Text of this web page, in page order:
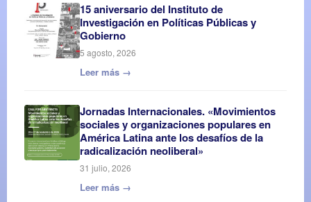
15 aniversario del Instituto de
Investigación en Políticas Públicas y
Gobierno
5 agosto, 2026
Leer más →
Jornadas Internacionales. «Movimientos
sociales y organizaciones populares en
América Latina ante los desafíos de la
radicalización neoliberal»
31 julio, 2026
Leer más →